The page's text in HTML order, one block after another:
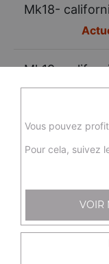
Mk18-
Mk19-
Mk21 -
Tempura
Vous pouvez
Pour cela, suivez
VOIR